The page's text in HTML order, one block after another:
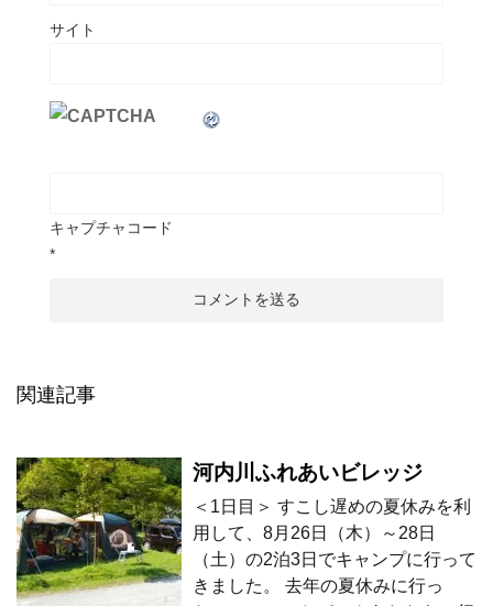
サイト
キャプチャコード
*
関連記事
河内川ふれあいビレッジ
＜1日目＞ すこし遅めの夏休みを利
用して、8月26日（木）～28日
（土）の2泊3日でキャンプに行って
きました。 去年の夏休みに行っ